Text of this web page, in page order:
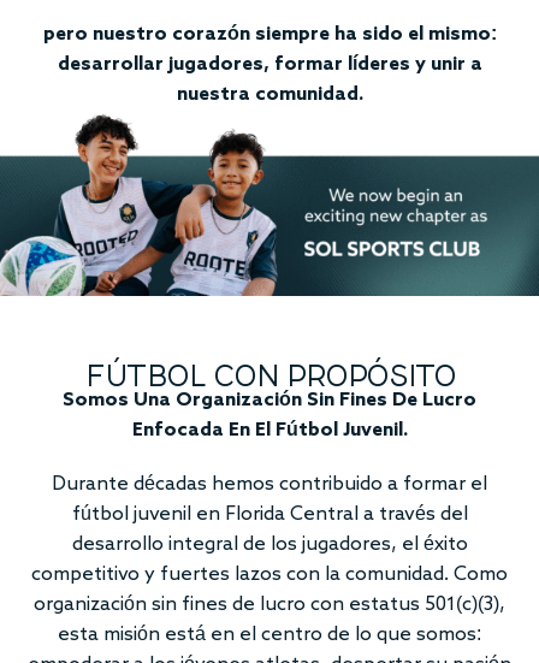
pero nuestro corazón siempre ha sido el mismo:
desarrollar jugadores, formar líderes y unir a
nuestra comunidad.
FÚTBOL CON PROPÓSITO
Somos Una Organización Sin Fines De Lucro
Enfocada En El Fútbol Juvenil.
Durante décadas hemos contribuido a formar el
fútbol juvenil en Florida Central a través del
desarrollo integral de los jugadores, el éxito
competitivo y fuertes lazos con la comunidad. Como
organización sin fines de lucro con estatus 501(c)(3),
esta misión está en el centro de lo que somos: